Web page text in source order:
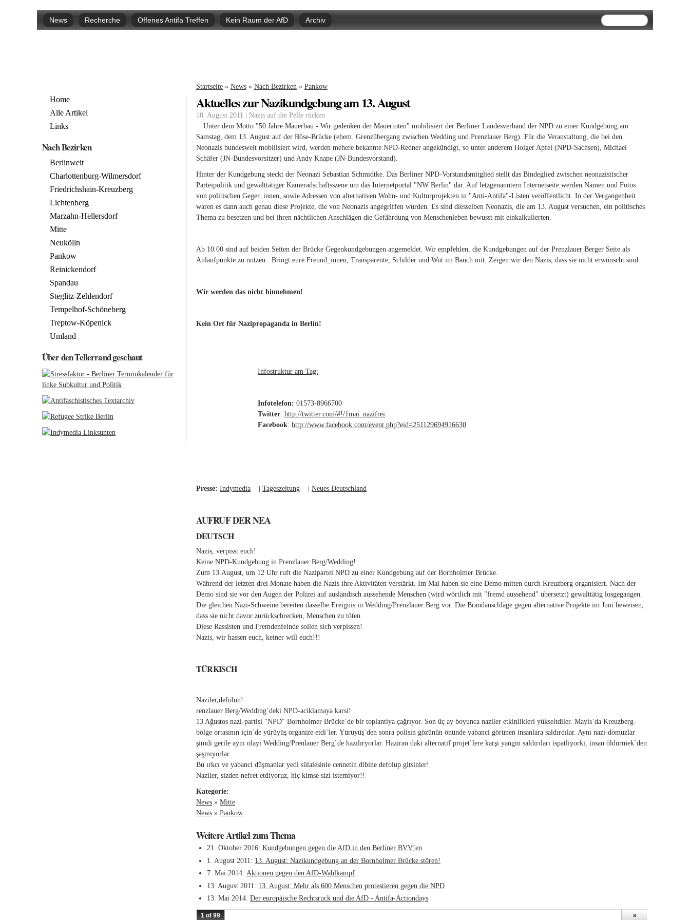
zum
Inhalt
Hauptmenü
News Recherche Offenes Antifa Treffen Kein Raum der AfD Archiv Suchformular
Suche
Sie sind hier
Startseite » News » Nach Bezirken » Pankow
Home
Alle Artikel
Links
Nach Bezirken
Berlinweit
Charlottenburg-Wilmersdorf
Friedrichshain-Kreuzberg
Lichtenberg
Marzahn-Hellersdorf
Mitte
Neukölln
Pankow
Reinickendorf
Spandau
Steglitz-Zehlendorf
Tempelhof-Schöneberg
Treptow-Köpenick
Umland
Über den Tellerrand geschaut
Aktuelles zur Nazikundgebung am 13. August
10. August 2011 | Nazis auf die Pelle rücken
Unter dem Motto "50 Jahre Mauerbau - Wir gedenken der Mauertoten" mobilisiert der Berliner Landesverband der NPD zu einer Kundgebung am
Samstag, dem 13. August auf der Böse-Brücke (ehem. Grenzübergang zwischen Wedding und Prenzlauer Berg). Für die Veranstaltung, die bei den
Neonazis bundesweit mobilisiert wird, werden mehere bekannte NPD-Redner angekündigt, so unter anderem Holger Apfel (NPD-Sachsen), Michael
Schäfer (JN-Bundesvorsitzer) und Andy Knape (JN-Bundesvorstand).
Hinter der Kundgebung steckt der Neonazi Sebastian Schmidtke. Das Berliner NPD-Vorstandsmitglied stellt das Bindeglied zwischen neonazistischer
Parteipolitik und gewalttätiger Kameradschaftsszene um das Internetportal "NW Berlin" dar. Auf letzgenanntern Internetseite werden Namen und Fotos
von politischen Geger_innen, sowie Adressen von alternativen Wohn- und Kulturprojekten in "Anti-Antifa"-Listen veröffentlicht. In der Vergangenheit
waren es dann auch genau diese Projekte, die von Neonazis angegriffen wurden. Es sind diesselben Neonazis, die am 13. August versuchen, ein politisches
Thema zu besetzen und bei ihren nächtlichen Anschlägen die Gefährdung von Menschenleben bewusst mit einkalkulierten.
Ab 10.00 sind auf beiden Seiten der Brücke Gegenkundgebungen angemeldet. Wir empfehlen, die Kundgebungen auf der Prenzlauer Berger Seite als
Anlaufpunkte zu nutzen. Bringt eure Freund_innen, Transparente, Schilder und Wut im Bauch mit. Zeigen wir den Nazis, dass sie nicht erwünscht sind.
Wir werden das nicht hinnehmen!
Kein Ort für Nazipropaganda in Berlin!
Infostruktur am Tag:
Infotelefon: 01573-8966700
Twitter: http://twitter.com/#!/1mai_nazifrei
Facebook: http://www.facebook.com/event.php?eid=251129694916630
Presse: Indymedia (link is external)
Tageszeitung (link is external)
Neues Deutschland
AUFRUF DER NEA
DEUTSCH
Nazis, verpisst euch!
Keine NPD-Kundgebung in Prenzlauer Berg/Wedding!
Zum 13.August, um 12 Uhr ruft die Nazipartei NPD zu einer Kundgebung auf der Bornholmer Brücke.
Während der letzten drei Monate haben die Nazis ihre Aktivitäten verstärkt. Im Mai haben sie eine Demo mitten durch Kreuzberg organisiert. Nach der
Demo sind sie vor den Augen der Polizei auf ausländisch aussehende Menschen (wird wörtlich mit "fremd aussehend" übersetzt) gewalttätig losgegangen.
Die gleichen Nazi-Schweine bereiten dasselbe Ereignis in Wedding/Prenzlauer Berg vor. Die Brandanschläge gegen alternative Projekte im Juni beweisen,
dass sie nicht davor zurückschrecken, Menschen zu töten.
Diese Rassisten und Fremdenfeinde sollen sich verpissen!
Nazis, wir hassen euch, keiner will euch!!!
TÜRKISCH
Naziler,defolun!
renzlauer Berg/Wedding`deki NPD-aciklamaya karsi!
13 Ağustos nazi-partisi "NPD" Bornholmer Brücke`de bir toplantiya çağrıyor. Son üç ay boyunca naziler etkinlikleri yükseltdiler. Mayis`da Kreuzberg-
bölge ortasının için`de yürüyüş organize etdi`ler. Yürüyüş`den sonra polisin gözünün önünde yabanci görünen insanlara saldırdılar. Aynı nazi-domuzlar
şimdi gerile aynı olayi Wedding/Prenlauer Berg`de hazılıryorlar. Haziran daki alternatif projet`lere karşi yangin saldırıları ispatliyorki, insan öldürmek`den
şaşmıyorlar.
Bu ırkcı ve yabanci düşmanlar yedi sülalesinle cennetin dibine defolup gitsinler!
Naziler, sizden nefret etdiyoruz, hiç kimse sizi istemiyor!!
Kategorie:
News » Mitte
News » Pankow
Weitere Artikel zum Thema
21. Oktober 2016 Kundgebungen gegen die AfD in den Berliner BVV’en
1. August 2011
13. August: Nazikundgebung an der Bornholmer Brücke stören!
7. Mai 2014 Aktionen gegen den AfD-Wahlkampf
13. August 2011
13. August: Mehr als 600 Menschen protestieren gegen die NPD
13. Mai 2014 Der europäische Rechtsruck und die AfD - Antifa-Actiondays
1 of 99 »